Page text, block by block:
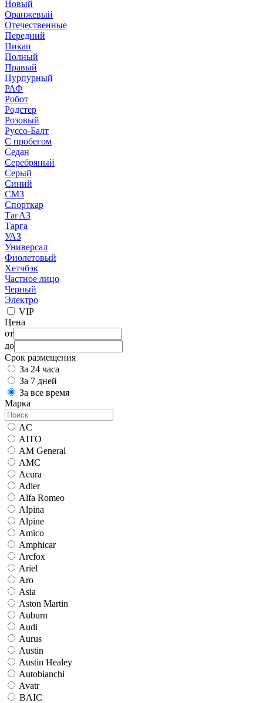
Новый
Оранжевый
Отечественные
Передний
Пикап
Полный
Правый
Пурпурный
РАФ
Робот
Родстер
Розовый
Руссо-Балт
С пробегом
Седан
Серебряный
Серый
Синий
СМЗ
Спорткар
ТагАЗ
Тарга
УАЗ
Универсал
Фиолетовый
Хетчбэк
Частное лицо
Черный
Электро
VIP
Цена
от
до
Срок размещения
За 24 часа
За 7 дней
За все время
Марка
AC
AITO
AM General
AMC
Acura
Adler
Alfa Romeo
Alpina
Alpine
Amico
Amphicar
Arcfox
Ariel
Aro
Asia
Aston Martin
Auburn
Audi
Aurus
Austin
Austin Healey
Autobianchi
Avatr
BAIC